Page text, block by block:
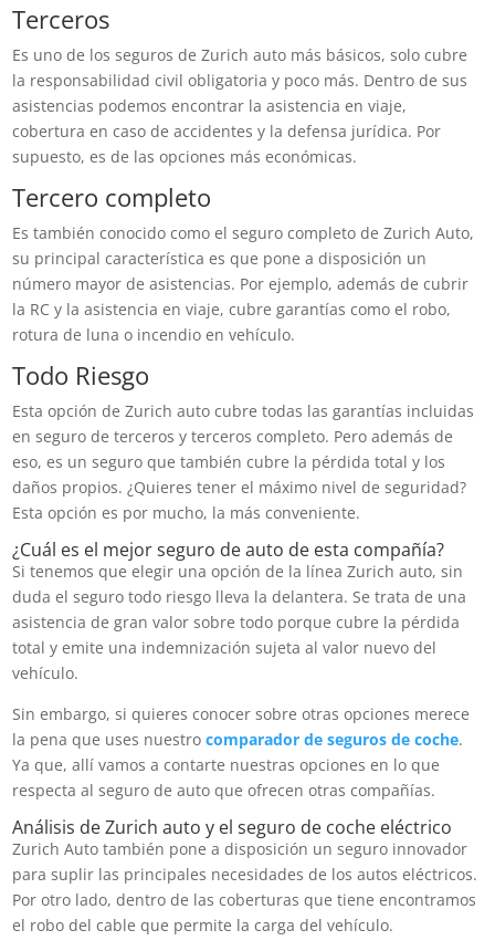
Terceros
Es uno de los seguros de Zurich auto más básicos, solo cubre
la responsabilidad civil obligatoria y poco más. Dentro de sus
asistencias podemos encontrar la asistencia en viaje,
cobertura en caso de accidentes y la defensa jurídica. Por
supuesto, es de las opciones más económicas.
Tercero completo
Es también conocido como el seguro completo de Zurich Auto,
su principal característica es que pone a disposición un
número mayor de asistencias. Por ejemplo, además de cubrir
la RC y la asistencia en viaje, cubre garantías como el robo,
rotura de luna o incendio en vehículo.
Todo Riesgo
Esta opción de Zurich auto cubre todas las garantías incluidas
en seguro de terceros y terceros completo. Pero además de
eso, es un seguro que también cubre la pérdida total y los
daños propios. ¿Quieres tener el máximo nivel de seguridad?
Esta opción es por mucho, la más conveniente.
¿Cuál es el mejor seguro de auto de esta compañía?
Si tenemos que elegir una opción de la línea Zurich auto, sin
duda el seguro todo riesgo lleva la delantera. Se trata de una
asistencia de gran valor sobre todo porque cubre la pérdida
total y emite una indemnización sujeta al valor nuevo del
vehículo.
Sin embargo, si quieres conocer sobre otras opciones merece
la pena que uses nuestrocomparador de seguros de coche.
Ya que, allí vamos a contarte nuestras opciones en lo que
respecta al seguro de auto que ofrecen otras compañías.
Análisis de Zurich auto y el seguro de coche eléctrico
Zurich Auto también pone a disposición un seguro innovador
para suplir las principales necesidades de los autos eléctricos.
Por otro lado, dentro de las coberturas que tiene encontramos
el robo del cable que permite la carga del vehículo.